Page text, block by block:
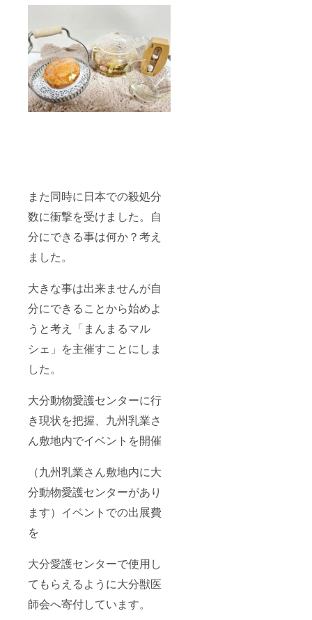
また同時に日本での殺処分
数に衝撃を受けました。自
分にできる事は何か？考え
ました。
大きな事は出来ませんが自
分にできることから始めよ
うと考え「まんまるマル
シェ」を主催すことにしま
した。
大分動物愛護センターに行
き現状を把握、九州乳業さ
ん敷地内でイベントを開催
（九州乳業さん敷地内に大
分動物愛護センターがあり
ます）イベントでの出展費
を
大分愛護センターで使用し
てもらえるように大分獣医
師会へ寄付しています。